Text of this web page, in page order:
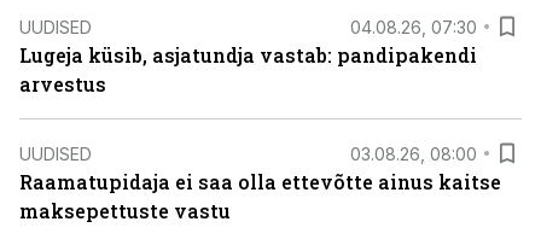
UUDISED 04.08.26, 07:30
Lugeja küsib, asjatundja vastab: pandipakendi
arvestus
UUDISED 03.08.26, 08:00
Raamatupidaja ei saa olla ettevõtte ainus kaitse
maksepettuste vastu